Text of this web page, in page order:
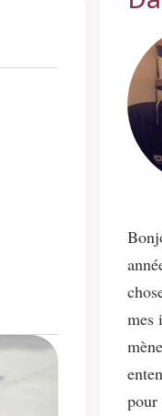
mes
pour